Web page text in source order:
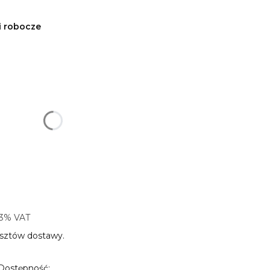
robocze
VAT
VAT
dostawy.